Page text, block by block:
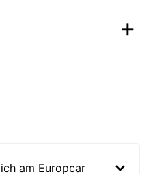
am Europcar